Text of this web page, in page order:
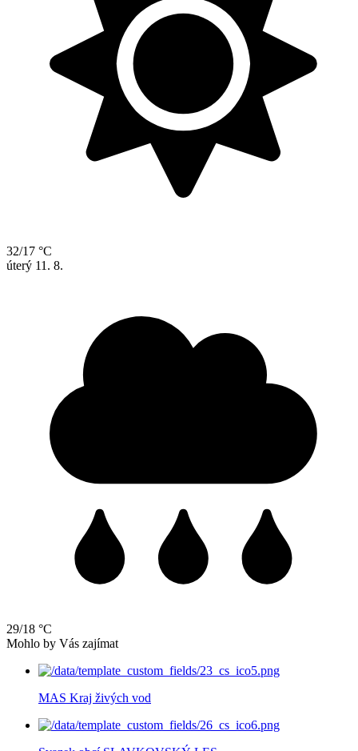
32/17 °C
úterý 11. 8.
29/18 °C
Mohlo by Vás zajímat
MAS Kraj živých vod